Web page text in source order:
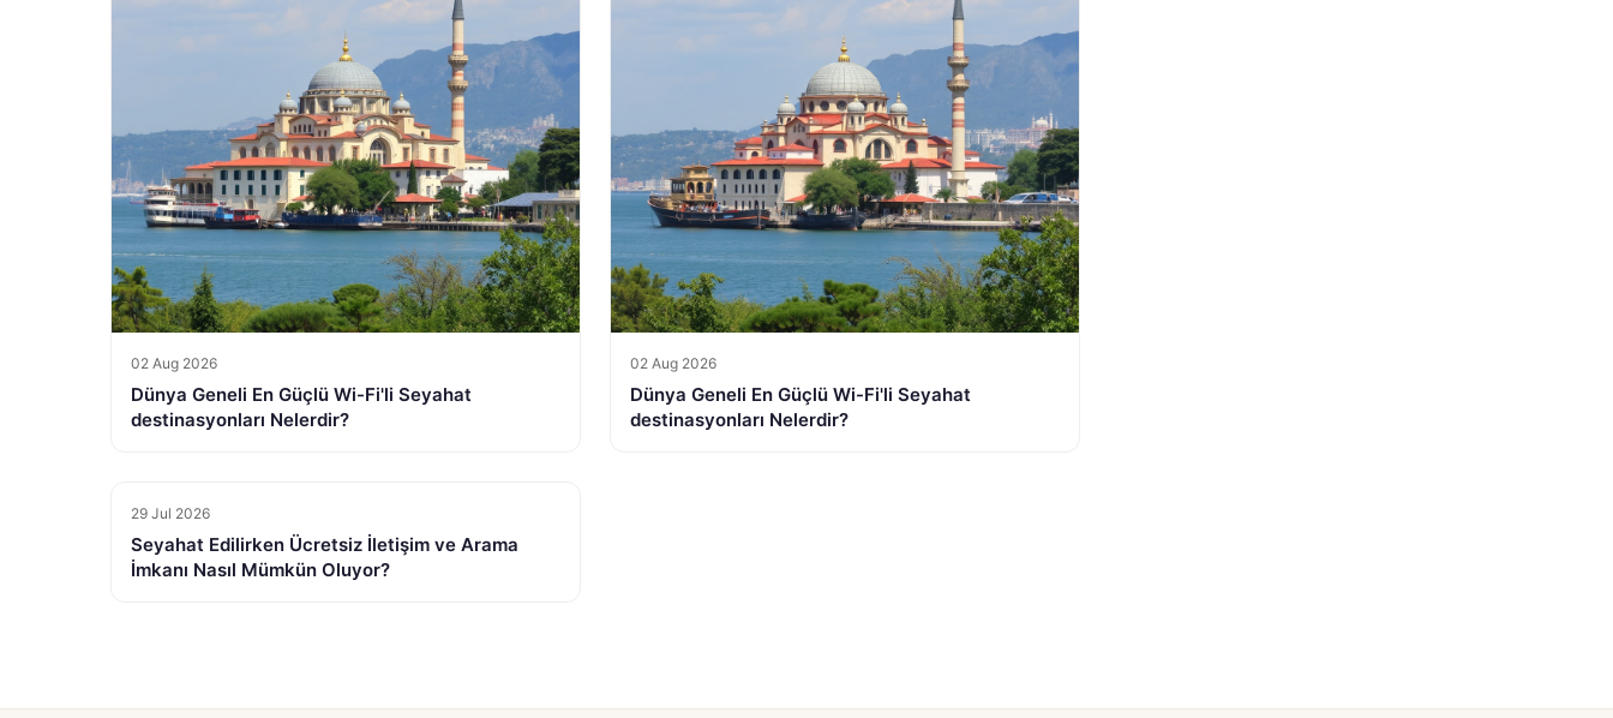
02 Aug 2026
Dünya Geneli En Güçlü Wi-Fi'li Seyahat
destinasyonları Nelerdir?
02 Aug 2026
Dünya Geneli En Güçlü Wi-Fi'li Seyahat
destinasyonları Nelerdir?
29 Jul 2026
Seyahat Edilirken Ücretsiz İletişim ve Arama
İmkanı Nasıl Mümkün Oluyor?